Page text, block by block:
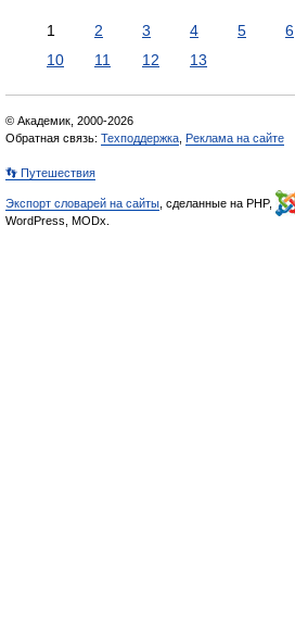
1 2 3 4 5 6
10
11 12 13
© Академик, 2000-2026
Обратная связь: Техподдержка Реклама на сайте
👣 Путешествия
Экспорт словарей на сайты , сделанные на PHP,
WordPress, MODx.